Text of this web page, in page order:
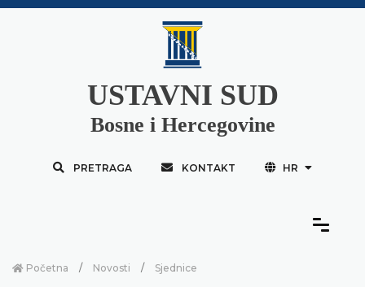
USTAVNI SUD
Bosne i Hercegovine
PRETRAGA KONTAKT HR
Početna Novosti Sjednice